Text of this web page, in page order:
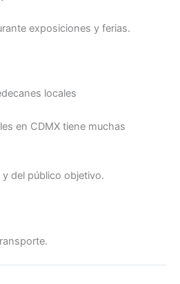
exposiciones y ferias.
locales
en CDMX tiene muchas
del público objetivo.